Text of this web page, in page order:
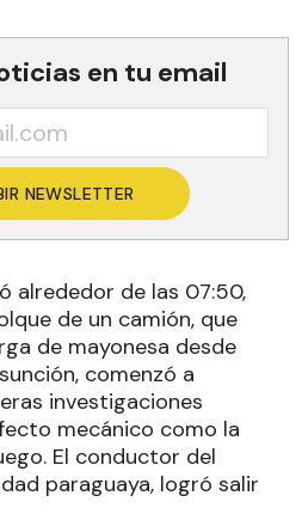
en tu email
NEWSLETTER
alrededor de las 07:50,
de un camión, que
de mayonesa desde
comenzó a
investigaciones
mecánico como la
El conductor del
paraguaya, logró salir